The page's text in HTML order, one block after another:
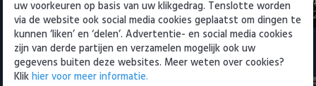
5 augustus 2026 20:45 5 augustus
Samenvattingen Eredivisie
uw voorkeuren op basis van uw klikgedrag. Tenslotte worden
via de website ook social media cookies geplaatst om dingen te
kunnen ‘liken’ en ‘delen’. Advertentie- en social media cookies
zijn van derde partijen en verzamelen mogelijk ook uw
gegevens buiten deze websites. Meer weten over cookies?
Klikhier voor meer informatie.